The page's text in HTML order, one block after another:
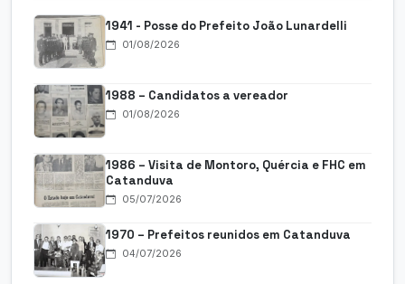
1941 - Posse do Prefeito João Lunardelli
01/08/2026
1988 – Candidatos a vereador
01/08/2026
1986 – Visita de Montoro, Quércia e FHC em
Catanduva
05/07/2026
1970 – Prefeitos reunidos em Catanduva
04/07/2026